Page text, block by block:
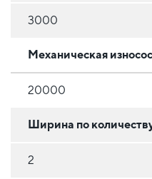
3000
Механическая
20000
Ширина по
2